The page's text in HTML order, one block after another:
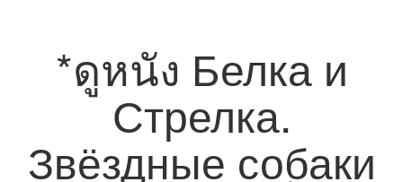
*ดูหนัง Белка и
Стрелка.
Звёздные собаки